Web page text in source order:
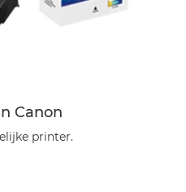
Canon
printer.